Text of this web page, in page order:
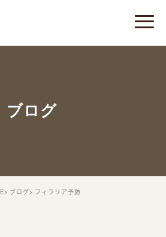
ブログ
ブログ フィラリア予防